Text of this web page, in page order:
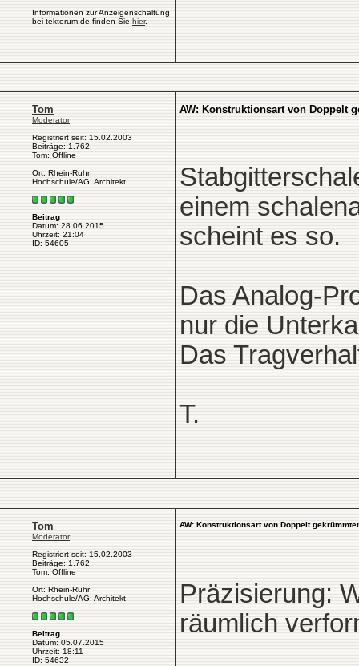
Informationen zur Anzeigenschaltung
bei tektorum.de finden Sie hier.
Tom
Moderator
Registriert seit: 15.02.2003
Beiträge: 1.762
Tom: Offline
Ort: Rhein-Ruhr
Hochschule/AG: Architekt
Beitrag
Datum: 28.06.2015
Uhrzeit: 21:04
ID: 54605
AW: Konstruktionsart von Doppelt
einem
scheint es so.
Das Analog-
nur die
Das
T.
Tom
Moderator
Registriert seit: 15.02.2003
Beiträge: 1.762
Tom: Offline
Ort: Rhein-Ruhr
Hochschule/AG: Architekt
Beitrag
Datum: 05.07.2015
Uhrzeit: 18:11
ID: 54632
AW: Konstruktionsart von Doppelt
Präzisierung:
räumlich